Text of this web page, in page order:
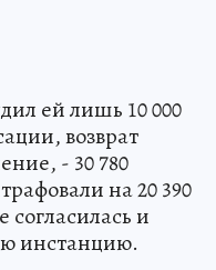
ей лишь 10 000
возврат
- 30 780
на 20 390
и
инстанцию.